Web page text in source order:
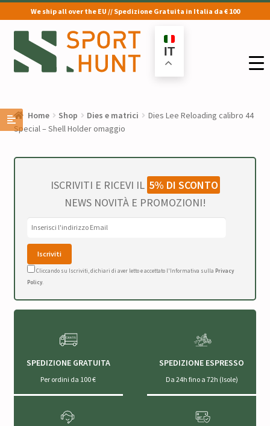
We ship all over the EU // Spedizione Gratuita in Italia da € 100
Vai
alla
navigazione
Vai
al
contenuto
IT
Home Shop Dies e matrici
Dies Lee Reloading calibro 44
Special – Shell Holder omaggio
ISCRIVITI E RICEVI IL 5% DI SCONTO
NEWS NOVITÀ E PROMOZIONI!
Cliccando su Iscriviti, dichiari di aver letto e accettato l'Informativa sulla Privacy
Policy.
SPEDIZIONE GRATUITA
Per ordini da 100 €
SPEDIZIONE ESPRESSO
Da 24h fino a 72h (Isole)